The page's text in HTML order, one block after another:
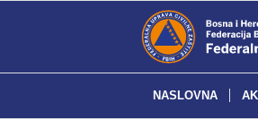
NASLOVNA